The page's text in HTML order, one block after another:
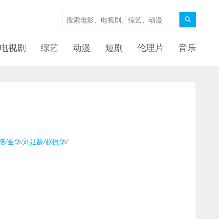

电视剧 综艺 动漫 短剧 伦理片 音乐
/金华/刘延龄/赵振华/